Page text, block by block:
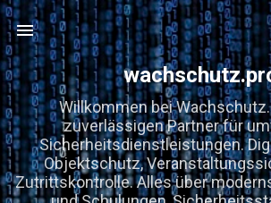
Direkt zum
Willkommen bei
zuverlässigen Partner für
Sicherheitsdienstleistungen.
Objektschutz,
Zutrittskontrolle. Alles über